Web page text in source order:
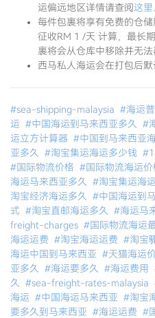
运偏远地区详情请查阅这里
每件包裹将享有免费的仓
征收RM 1 /天 计算，最长
裹将会从仓库中移除并无法
西马私人海运会在打包后默
#sea-shipping-malaysia #海运
运 #中国海运到马来西亚多久 #
运立方计算器 #中国到马来西亚
亚多久
#淘宝集运海运多少钱
#国际物流价格 #国际物流海运价
海运马来西亚多久
#淘宝集运海
淘宝经济海运多久
#中国海运到
式 #淘宝直邮海运多久 #海运马
freight-charges #国际物流海运
海运运费 #淘宝海运运费 #淘宝
海运中国到马来西亚 #天猫海运
亚多久
#海运要多久 #海运费用
久
#sea-freight-rates-malaysia
海运 #中国海运马来西亚 #淘宝
要多久到马来西亚 #海运运费 #